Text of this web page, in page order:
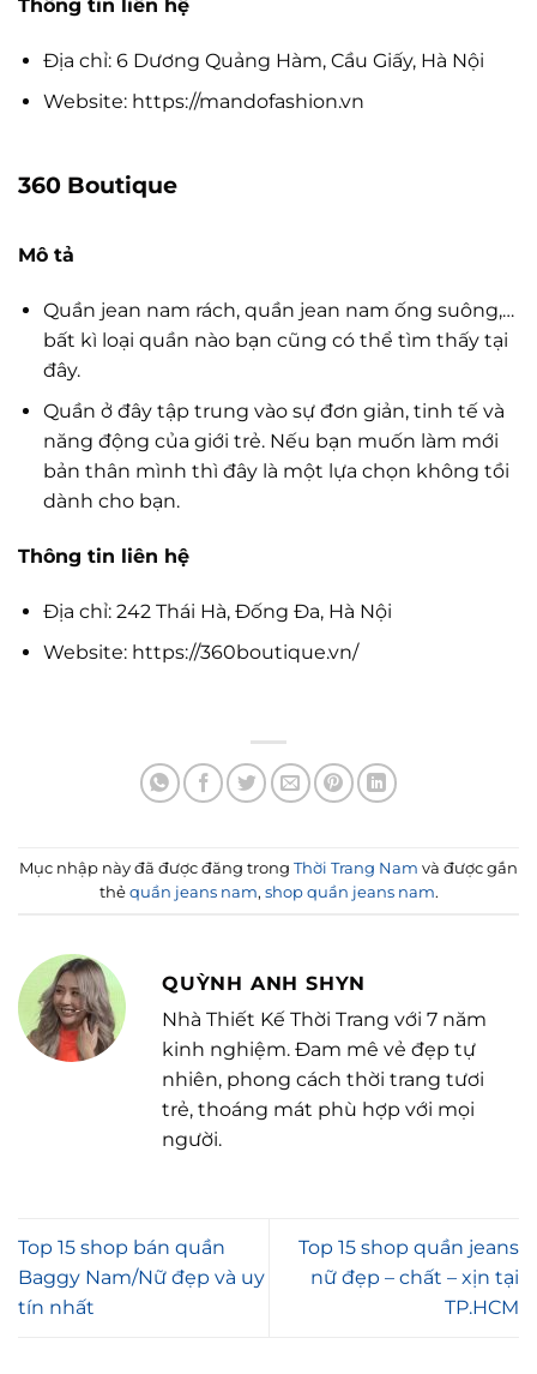
Thông tin liên hệ
Địa chỉ: 6 Dương Quảng Hàm, Cầu Giấy, Hà Nội
Website: https://mandofashion.vn
360 Boutique
Mô tả
Quần jean nam rách, quần jean nam ống suông,…
bất kì loại quần nào bạn cũng có thể tìm thấy tại
đây.
Quần ở đây tập trung vào sự đơn giản, tinh tế và
năng động của giới trẻ. Nếu bạn muốn làm mới
bản thân mình thì đây là một lựa chọn không tồi
dành cho bạn.
Thông tin liên hệ
Địa chỉ: 242 Thái Hà, Đống Đa, Hà Nội
Website: https://360boutique.vn/
Mục nhập này đã được đăng trong Thời Trang Nam và được gắn
thẻ quần jeans nam, shop quần jeans nam.
QUỲNH ANH SHYN
Nhà Thiết Kế Thời Trang với 7 năm
kinh nghiệm. Đam mê vẻ đẹp tự
nhiên, phong cách thời trang tươi
trẻ, thoáng mát phù hợp với mọi
người.
Top 15 shop bán quần
Baggy Nam/Nữ đẹp và uy
tín nhất
Top 15 shop quần jeans
nữ đẹp – chất – xịn tại
TP.HCM